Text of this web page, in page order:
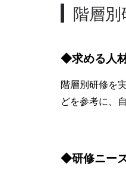
階層
◆求める人
階層別研修を
どを参考に、
◆研修ニー